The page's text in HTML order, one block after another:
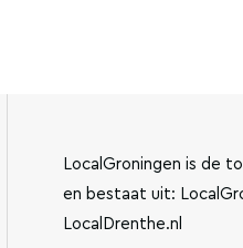
LocalGroningen is de
en bestaat uit:
LocalDrenthe.nl